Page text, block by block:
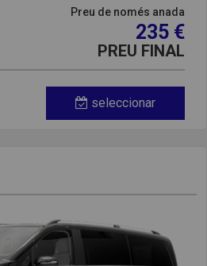
Preu de només anada
235 €
PREU FINAL
seleccionar